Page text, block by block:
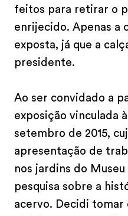
feitos para retirar o
enrijecido. Apenas a
exposta, já que a
presidente.
Ao ser convidado a
exposição vinculada
setembro de 2015,
apresentação de
nos jardins do
pesquisa sobre a
acervo. Decidi tomar